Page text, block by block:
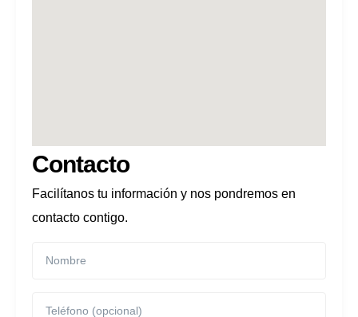
Contacto
Facilítanos tu información y nos pondremos en
contacto contigo.